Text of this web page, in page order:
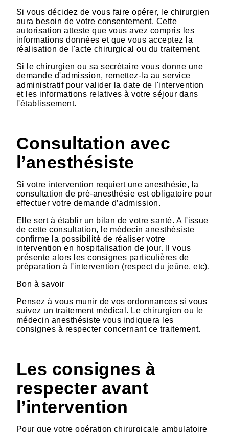
Si vous décidez de vous faire opérer, le chirurgien
aura besoin de votre consentement. Cette
autorisation atteste que vous avez compris les
informations données et que vous acceptez la
réalisation de l'acte chirurgical ou du traitement.
Si le chirurgien ou sa secrétaire vous donne une
demande d'admission, remettez-la au service
administratif pour valider la date de l'intervention
et les informations relatives à votre séjour dans
l'établissement.
Consultation avec
l’anesthésiste
Si votre intervention requiert une anesthésie, la
consultation de pré-anesthésie est obligatoire pour
effectuer votre demande d’admission.
Elle sert à établir un bilan de votre santé. A l'issue
de cette consultation, le médecin anesthésiste
confirme la possibilité de réaliser votre
intervention en hospitalisation de jour. Il vous
présente alors les consignes particulières de
préparation à l'intervention (respect du jeûne, etc).
Bon à savoir
Pensez à vous munir de vos ordonnances si vous
suivez un traitement médical. Le chirurgien ou le
médecin anesthésiste vous indiquera les
consignes à respecter concernant ce traitement.
Les consignes à
respecter avant
l’intervention
Pour que votre opération chirurgicale ambulatoire